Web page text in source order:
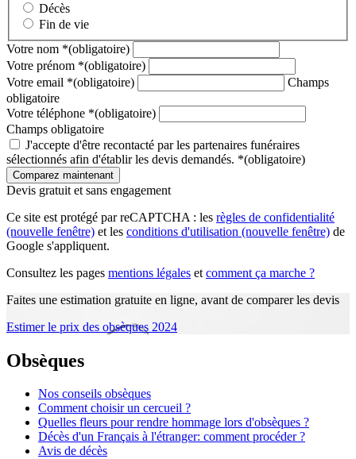
Décès
Fin de vie
Votre nom *(obligatoire)
Votre prénom *(obligatoire)
Votre email *(obligatoire)
Champs
obligatoire
Votre téléphone *(obligatoire)
Champs obligatoire
J'accepte d'être recontacté par les partenaires funéraires
sélectionnés afin d'établir les devis demandés. *(obligatoire)
Devis gratuit et sans engagement
Ce site est protégé par reCAPTCHA : les règles de confidentialité
(nouvelle fenêtre) et les conditions d'utilisation (nouvelle fenêtre) de
Google s'appliquent.
Consultez les pages mentions légales et comment ça marche ?
Faites une estimation gratuite en ligne, avant de comparer les devis
Estimer le prix des obsèques 2024
Obsèques
Nos conseils obsèques
Comment choisir un cercueil ?
Quelles fleurs pour rendre hommage lors d'obsèques ?
Décès d'un Français à l'étranger: comment procéder ?
Avis de décès